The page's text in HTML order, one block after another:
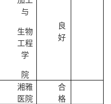
与
生物
工程
学
院
良
好
湘雅
医院
合
格